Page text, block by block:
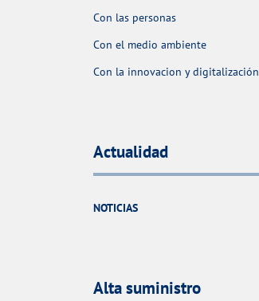
Con las personas
Con el medio ambiente
Con la innovacion y digitalización
Actualidad
NOTICIAS
Alta suministro